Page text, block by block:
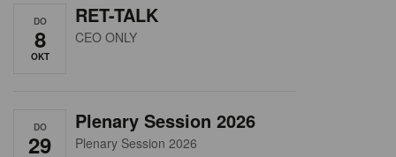
DO
8
OKT
RET-TALK
CEO ONLY
DO
29
Plenary Session 2026
Plenary Session 2026